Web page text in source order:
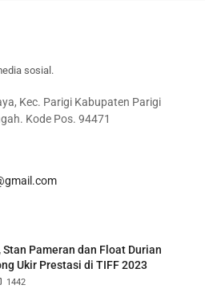
sosial.
Kec. Parigi Kabupaten Parigi
Kode Pos. 94471
Stan Pameran dan Float Durian
Ukir Prestasi di TIFF 2023
1442